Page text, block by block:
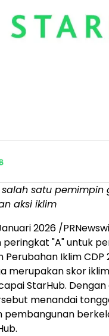
satu
aksi iklim
2026 /
peringkat "A" untuk
Iklim CDP
merupakan skor
StarHub. Dengan
menandai